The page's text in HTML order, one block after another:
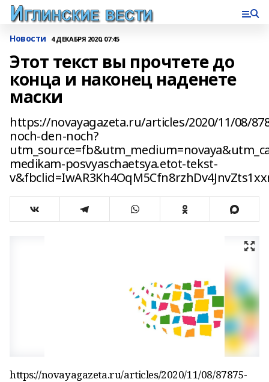
Новости 4 ДЕКАБРЯ 2020, 07:45
Этот текст вы прочтете до
конца и наконец наденете
маски
https://novayagazeta.ru/articles/2020/11/08/
noch-den-noch?
medikam-posvyaschaetsya.etot-tekst-
https://novayagazeta.ru/articles/2020/11/08/87875-